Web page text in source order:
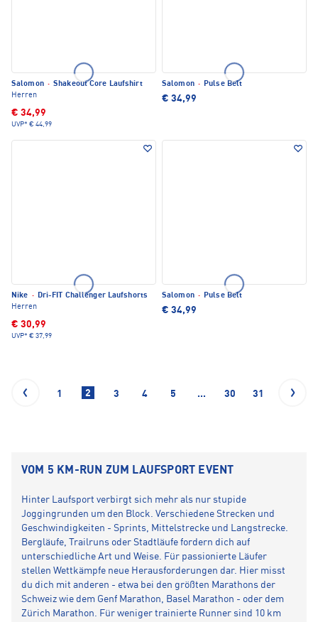
Salomon · Shakeout Core Laufshirt
Herren
€ 34,99
UVP* € 44,99
Salomon · Pulse Belt
€ 34,99
Nike · Dri-FIT Challenger Laufshorts
Herren
€ 30,99
UVP* € 37,99
Salomon · Pulse Belt
€ 34,99
1 2 3 4 5 ... 30 31
VOM 5 KM-RUN ZUM LAUFSPORT EVENT
Hinter Laufsport verbirgt sich mehr als nur stupide
Joggingrunden um den Block. Verschiedene Strecken und
Geschwindigkeiten - Sprints, Mittelstrecke und Langstrecke.
Bergläufe, Trailruns oder Stadtläufe fordern dich auf
unterschiedliche Art und Weise. Für passionierte Läufer
stellen Wettkämpfe neue Herausforderungen dar. Hier misst
du dich mit anderen - etwa bei den größten Marathons der
Schweiz wie dem Genf Marathon, Basel Marathon - oder dem
Zürich Marathon. Für weniger trainierte Runner sind 10 km